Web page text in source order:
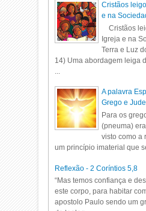
Cristãos
e na
Cristãos
Igreja e na
Terra e Luz
14) Uma abordagem leiga
A palavra
Grego e
Para os
(pneuma)
visto como a
um princípio imaterial que
Reflexão - 2 Coríntios 5,8
“Mas temos confiança e
este corpo, para habitar
apostolo Paulo sendo um